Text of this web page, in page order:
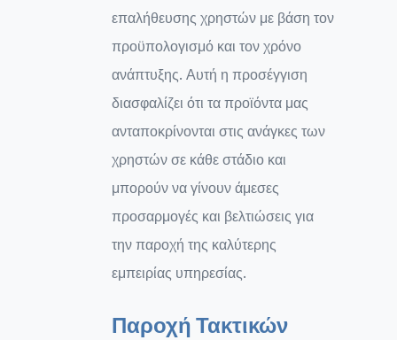
επαλήθευσης χρηστών με βάση τον
προϋπολογισμό και τον χρόνο
ανάπτυξης. Αυτή η προσέγγιση
διασφαλίζει ότι τα προϊόντα μας
ανταποκρίνονται στις ανάγκες των
χρηστών σε κάθε στάδιο και
μπορούν να γίνουν άμεσες
προσαρμογές και βελτιώσεις για
την παροχή της καλύτερης
εμπειρίας υπηρεσίας.
Παροχή Τακτικών